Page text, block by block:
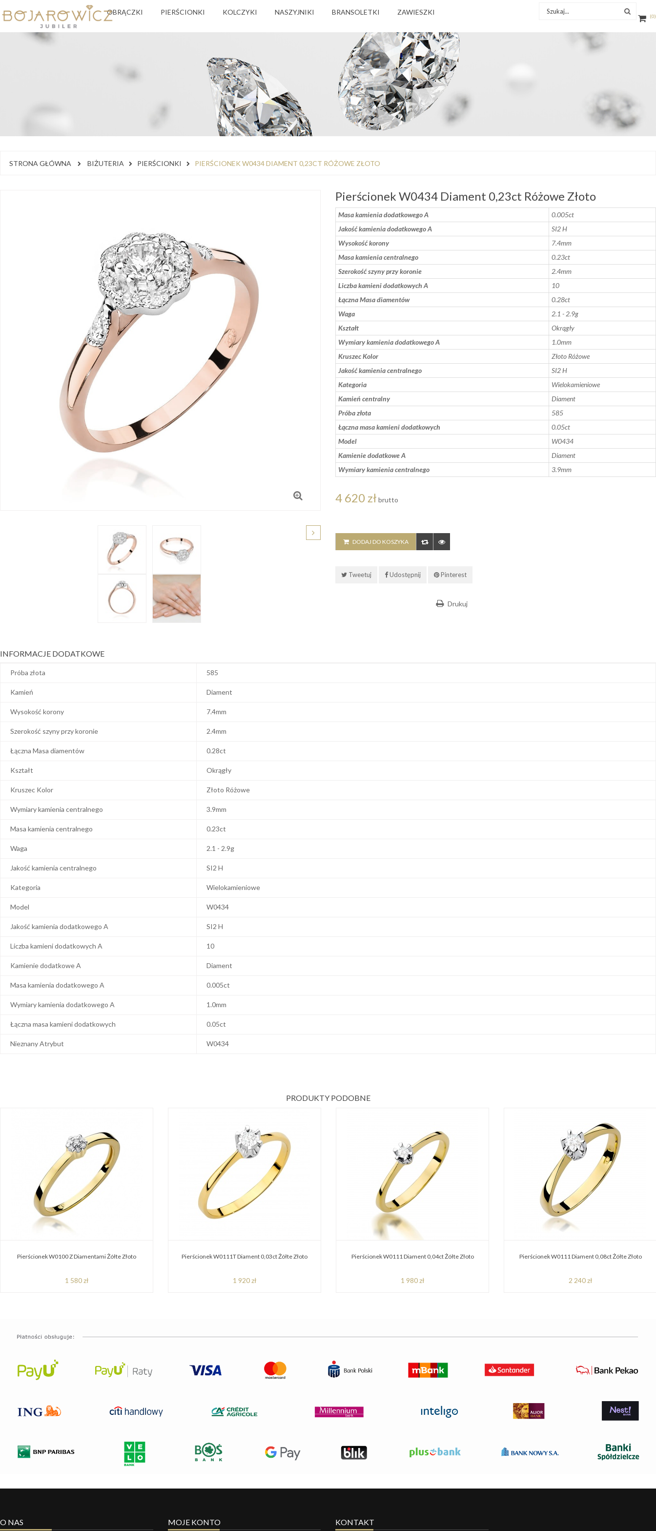
0
OBRĄCZKI PIERŚCIONKI KOLCZYKI NASZYJNIKI BRANSOLETKI ZAWIESZKI
STRONA GŁÓWNA BIŻUTERIA PIERŚCIONKI PIERŚCIONEK W0434 DIAMENT 0,23CT RÓŻOWE ZŁOTO
Pierścionek W0434 Diament 0,23ct Różowe Złoto
Masa kamienia dodatkowego A
0.005ct
Jakość kamienia dodatkowego A
SI2 H
Wysokość korony
7.4mm
Masa kamienia centralnego
0.23ct
Szerokość szyny przy koronie
2.4mm
Liczba kamieni dodatkowych A
10
Łączna Masa diamentów
0.28ct
Waga
2.1 - 2.9g
Kształt
Okrągły
Wymiary kamienia dodatkowego A
1.0mm
Kruszec Kolor
Złoto Różowe
Jakość kamienia centralnego
SI2 H
Kategoria
Wielokamieniowe
Kamień centralny
Diament
Próba złota
585
Łączna masa kamieni dodatkowych
0.05ct
Model
W0434
Kamienie dodatkowe A
Diament
Wymiary kamienia centralnego
3.9mm
4 620 zł brutto
DODAJ DO KOSZYKA
Tweetuj Udostępnij Pinterest
Drukuj
INFORMACJE DODATKOWE
Próba złota 585
Kamień Diament
Wysokość korony 7.4mm
Szerokość szyny przy koronie 2.4mm
Łączna Masa diamentów 0.28ct
Kształt Okrągły
Kruszec Kolor Złoto Różowe
Wymiary kamienia centralnego 3.9mm
Masa kamienia centralnego 0.23ct
Waga 2.1 - 2.9g
Jakość kamienia centralnego SI2 H
Kategoria Wielokamieniowe
Model W0434
Jakość kamienia dodatkowego A SI2 H
Liczba kamieni dodatkowych A 10
Kamienie dodatkowe A Diament
Masa kamienia dodatkowego A 0.005ct
Wymiary kamienia dodatkowego A 1.0mm
Łączna masa kamieni dodatkowych 0.05ct
Nieznany Atrybut W0434
PRODUKTY PODOBNE
Pierścionek W0100 Z Diamentami Żółte Złoto
1 580 zł
Pierścionek W0111T Diament 0,03ct Żółte Złoto
1 920 zł
Pierścionek W0111 Diament 0,04ct Żółte Złoto
1 980 zł
Pierścionek W0111 Diament 0,08ct Żółte Złoto
2 240 zł
O NAS MOJE KONTO KONTAKT